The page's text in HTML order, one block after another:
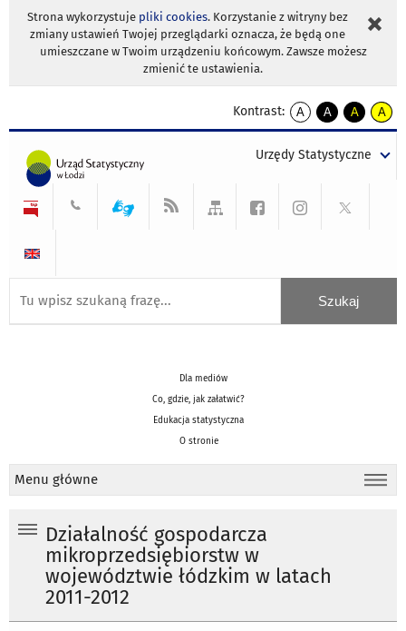
Strona wykorzystuje pliki cookies. Korzystanie z witryny bez
zmiany ustawień Twojej przeglądarki oznacza, że będą one
umieszczane w Twoim urządzeniu końcowym. Zawsze możesz
zmienić te ustawienia.
Kontrast:
A
kontrast
A
kontrast
tekst
czarnym
A
kontrast
tekst
czarnym
A
tekst
żółtym
Urzędy Statystyczne
Dla mediów
Co, gdzie, jak załatwić?
Edukacja statystyczna
O stronie
Menu główne
Działalność gospodarcza
mikroprzedsiębiorstw w
województwie łódzkim w latach
2011-2012